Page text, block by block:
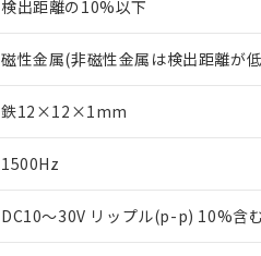
検出距離の10%以下
磁性金属(非磁性金属は検出距離が
鉄12×12×1mm
1500Hz
DC10～30V リップル(p-p) 10%含